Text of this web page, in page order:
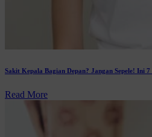
Sakit Kepala Bagian Depan? Jangan Sepele! Ini 7
Read More